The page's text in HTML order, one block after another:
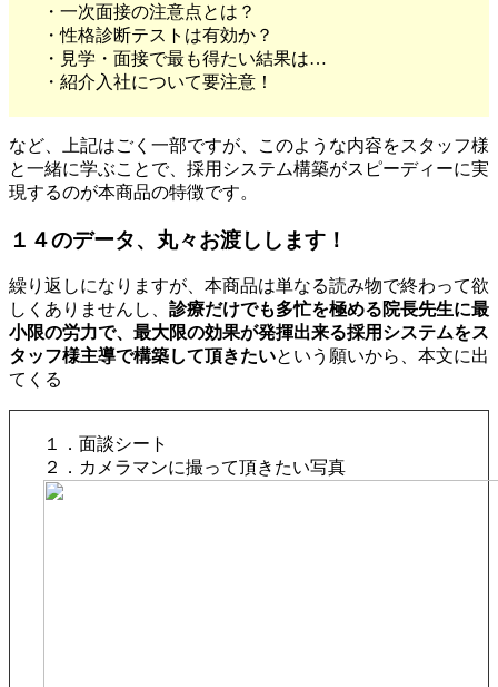
・一次面接の注意点とは？
・性格診断テストは有効か？
・見学・面接で最も得たい結果は…
・紹介入社について要注意！
など、上記はごく一部ですが、このような内容をスタッフ様
と一緒に学ぶことで、採用システム構築がスピーディーに実
現するのが本商品の特徴です。
１４のデータ、丸々お渡しします！
繰り返しになりますが、本商品は単なる読み物で終わって欲
しくありませんし、 診療だけでも多忙を極める院長先生に最
小限の労力で、最大限の効果が発揮出来る採用システムをス
タッフ様主導で構築して頂きたいという願いから、本文に出
てくる
１．面談シート
２．カメラマンに撮って頂きたい写真